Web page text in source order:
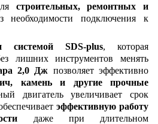
строительных, ремонтных и
необходимости подключения к
системой SDS-plus, которая
лишних инструментов менять
2,0 Дж позволяет эффективно
камень и другие прочные
двигатель увеличивает срок
эффективную работу
даже при длительном